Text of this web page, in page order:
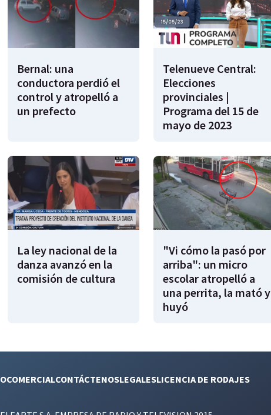
Bernal: una
conductora perdió el
control y atropelló a
un prefecto
Telenueve Central:
Elecciones
provinciales |
Programa del 15 de
mayo de 2023
La ley nacional de la
danza avanzó en la
comisión de cultura
"Vi cómo la pasó por
arriba": un micro
escolar atropelló a
una perrita, la mató y
huyó
COMERCIALCONTÁCTENOSLEGALESLICENCIA DE RODAJES